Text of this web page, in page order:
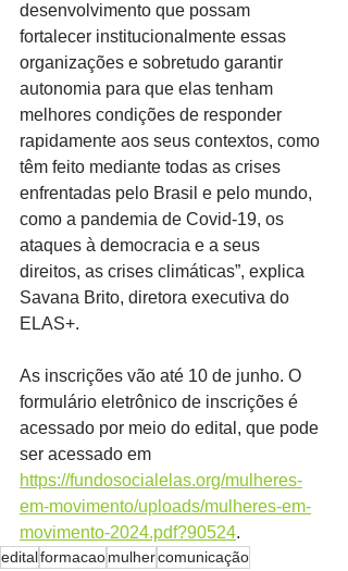
desenvolvimento que possam
fortalecer institucionalmente essas
organizações e sobretudo garantir
autonomia para que elas tenham
melhores condições de responder
rapidamente aos seus contextos, como
têm feito mediante todas as crises
enfrentadas pelo Brasil e pelo mundo,
como a pandemia de Covid-19, os
ataques à democracia e a seus
direitos, as crises climáticas”, explica
Savana Brito, diretora executiva do
ELAS+.
As inscrições vão até 10 de junho. O
formulário eletrônico de inscrições é
acessado por meio do edital, que pode
ser acessado em
https://fundosocialelas.org/mulheres-
em-movimento/uploads/mulheres-em-
movimento-2024.pdf?90524.
editalformacaomulhercomunicação